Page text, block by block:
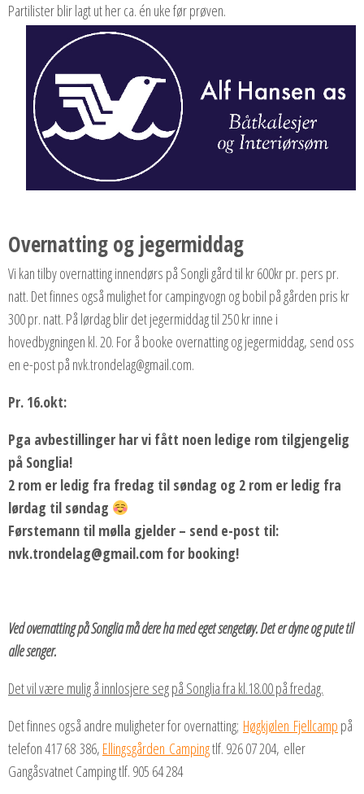
Partilister blir lagt ut her ca. én uke før prøven.
Overnatting og jegermiddag
Vi kan tilby overnatting innendørs på Songli gård til kr 600kr pr. pers pr.
natt. Det finnes også mulighet for campingvogn og bobil på gården pris kr
300 pr. natt. På lørdag blir det jegermiddag til 250 kr inne i
hovedbygningen kl. 20. For å booke overnatting og jegermiddag, send oss
en e-post på nvk.trondelag@gmail.com.
Pr. 16.okt:
Pga avbestillinger har vi fått noen ledige rom tilgjengelig
på Songlia!
2 rom er ledig fra fredag til søndag og 2 rom er ledig fra
lørdag til søndag
Førstemann til mølla gjelder – send e-post til:
nvk.trondelag@gmail.com for booking!
Ved overnatting på Songlia må dere ha med eget sengetøy. Det er dyne og pute til
alle senger.
Det vil være mulig å innlosjere seg på Songlia fra kl.18.00 på fredag.
Det finnes også andre muligheter for overnatting; Høgkjølen Fjellcamp på
telefon 417 68 386, Ellingsgården Campingtlf. 926 07 204, eller
Gangåsvatnet Camping tlf. 905 64 284